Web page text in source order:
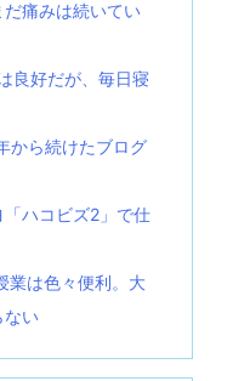
痛みは続いてい
良好だが、毎日寝
から続けたブログ
ハコビズ2」で仕
業は色々便利。大
ない